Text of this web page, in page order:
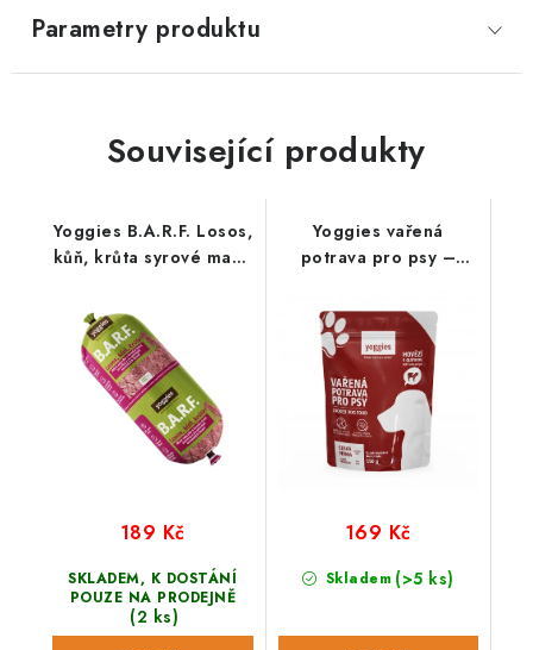
Parametry produktu
Související produkty
Yoggies B.A.R.F. Losos,
kůň, krůta syrové maso
SKLADEM, K DOSTÁNÍ
POUZE NA PRODEJNĚ
(2 ks)
189 Kč
Yoggies vařená
potrava pro psy –
;650g
Skladem (>5 ks)
169 Kč